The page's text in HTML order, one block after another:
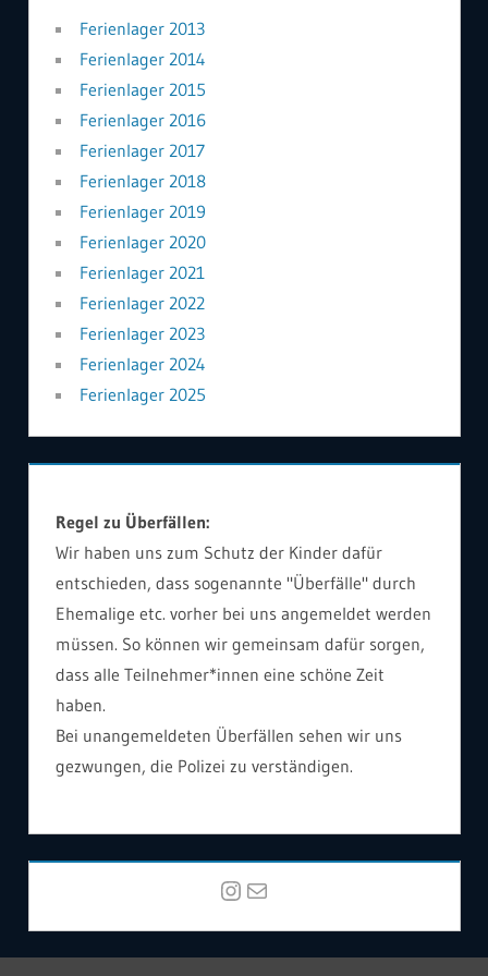
Ferienlager 2013
Ferienlager 2014
Ferienlager 2015
Ferienlager 2016
Ferienlager 2017
Ferienlager 2018
Ferienlager 2019
Ferienlager 2020
Ferienlager 2021
Ferienlager 2022
Ferienlager 2023
Ferienlager 2024
Ferienlager 2025
Regel zu Überfällen:
Wir haben uns zum Schutz der Kinder dafür
entschieden, dass sogenannte "Überfälle" durch
Ehemalige etc. vorher bei uns angemeldet werden
müssen. So können wir gemeinsam dafür sorgen,
dass alle Teilnehmer*innen eine schöne Zeit
haben.
Bei unangemeldeten Überfällen sehen wir uns
gezwungen, die Polizei zu verständigen.
Instagram
E-Mail